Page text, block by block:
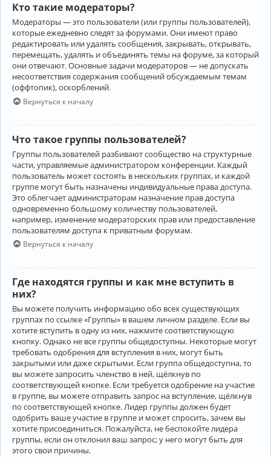
Кто такие модераторы?
Модераторы — это пользователи (или группы пользователей),
которые ежедневно следят за форумами. Они имеют право
редактировать или удалять сообщения, закрывать, открывать,
перемещать, удалять и объединять темы на форуме, за который
они отвечают. Основные задачи модераторов — не допускать
несоответствия содержания сообщений обсуждаемым темам
(оффтопик), оскорблений.
Вернуться к началу
Что такое группы пользователей?
Группы пользователей разбивают сообщество на структурные
части, управляемые администратором конференции. Каждый
пользователь может состоять в нескольких группах, и каждой
группе могут быть назначены индивидуальные права доступа.
Это облегчает администраторам назначение прав доступа
одновременно большому количеству пользователей,
например, изменение модераторских прав или предоставление
пользователям доступа к приватным форумам.
Вернуться к началу
Где находятся группы и как мне вступить в
них?
Вы можете получить информацию обо всех существующих
группах по ссылке «Группы» в вашем личном разделе. Если вы
хотите вступить в одну из них, нажмите соответствующую
кнопку. Однако не все группы общедоступны. Некоторые могут
требовать одобрения для вступления в них, могут быть
закрытыми или даже скрытыми. Если группа общедоступна, то
вы можете запросить членство в ней, щёлкнув по
соответствующей кнопке. Если требуется одобрение на участие
в группе, вы можете отправить запрос на вступление, щёлкнув
по соответствующей кнопке. Лидер группы должен будет
одобрить ваше участие в группе и может спросить, зачем вы
хотите присоединиться. Пожалуйста, не беспокойте лидера
группы, если он отклонил ваш запрос; у него могут быть для
этого свои причины.